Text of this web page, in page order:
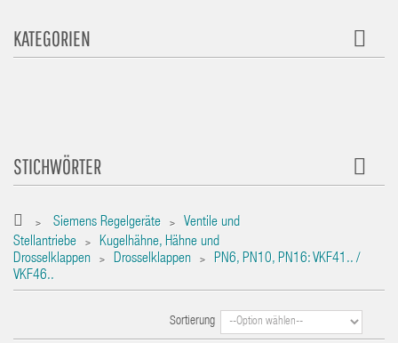
KATEGORIEN
STICHWÖRTER
> Siemens Regelgeräte >
Ventile und
Stellantriebe
>
Kugelhähne, Hähne und
Drosselklappen
> Drosselklappen >
PN6, PN10, PN16: VKF41.. /
VKF46..
Sortierung